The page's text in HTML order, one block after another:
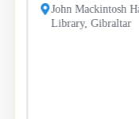
John Mackintosh
Library, Gibraltar